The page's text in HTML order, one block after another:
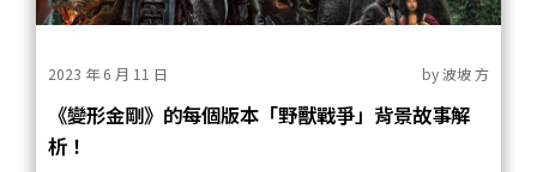
2023 年 6 月 11 日 by波坡 方
《變形金剛》的每個版本「野獸戰爭」背景故事解
析！